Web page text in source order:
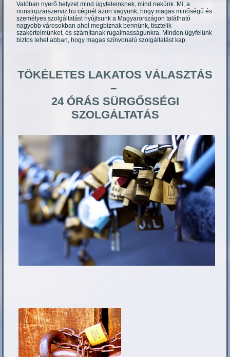
Valóban nyerő helyzet mind ügyfeleinknek, mind nekünk. Mi, a
nonstopzarszerviz.hu cégnél azon vagyunk, hogy magas minőségű és
személyes szolgáltatást nyújtsunk a Magyarországon található
nagyobb városokban ahol megbíznak bennünk, tisztelik
szakértelmünket, és számítanak rugalmasságunkra. Minden ügyfelünk
biztos lehet abban, hogy magas színvonalú szolgáltatást kap.
TÖKÉLETES LAKATOS VÁLASZTÁS
–
24 ÓRÁS SÜRGŐSSÉGI
SZOLGÁLTATÁS